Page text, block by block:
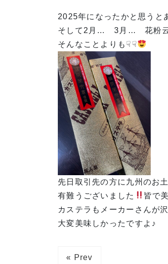
2025年になったかと思うと
そして2月… 3月… 花粉云々
そんなことよりも☟☟
先日取引先の方に九州のお
有難うございました
皆で
カステラもメーカーさんが
大変美味しかったですよ♪
« Prev